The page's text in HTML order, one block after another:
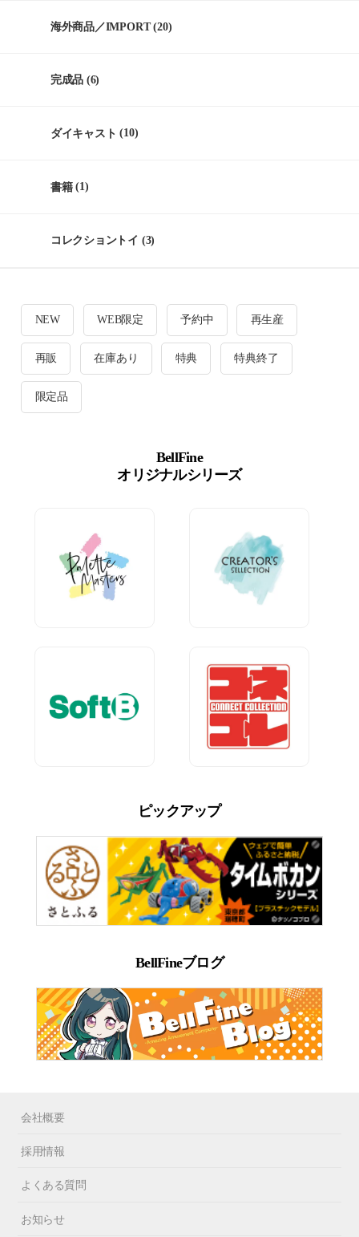
海外商品／IMPORT(20)
完成品 (6)
ダイキャスト (10)
書籍(1)
コレクショントイ (3)
NEW WEB限定 予約中 再生産
再販 在庫あり 特典 特典終了
限定品
BellFine
オリジナルシリーズ
ピックアップ
BellFineブログ
会社概要
採用情報
よくある質問
お知らせ